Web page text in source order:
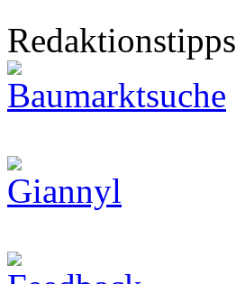
Redaktionstipps